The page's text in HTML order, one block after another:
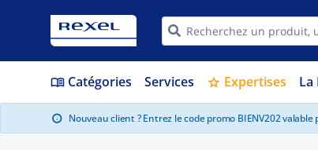
menu_book Catégories Services star Expertises La
info Nouveau client ? Entrez le code promo BIENV202